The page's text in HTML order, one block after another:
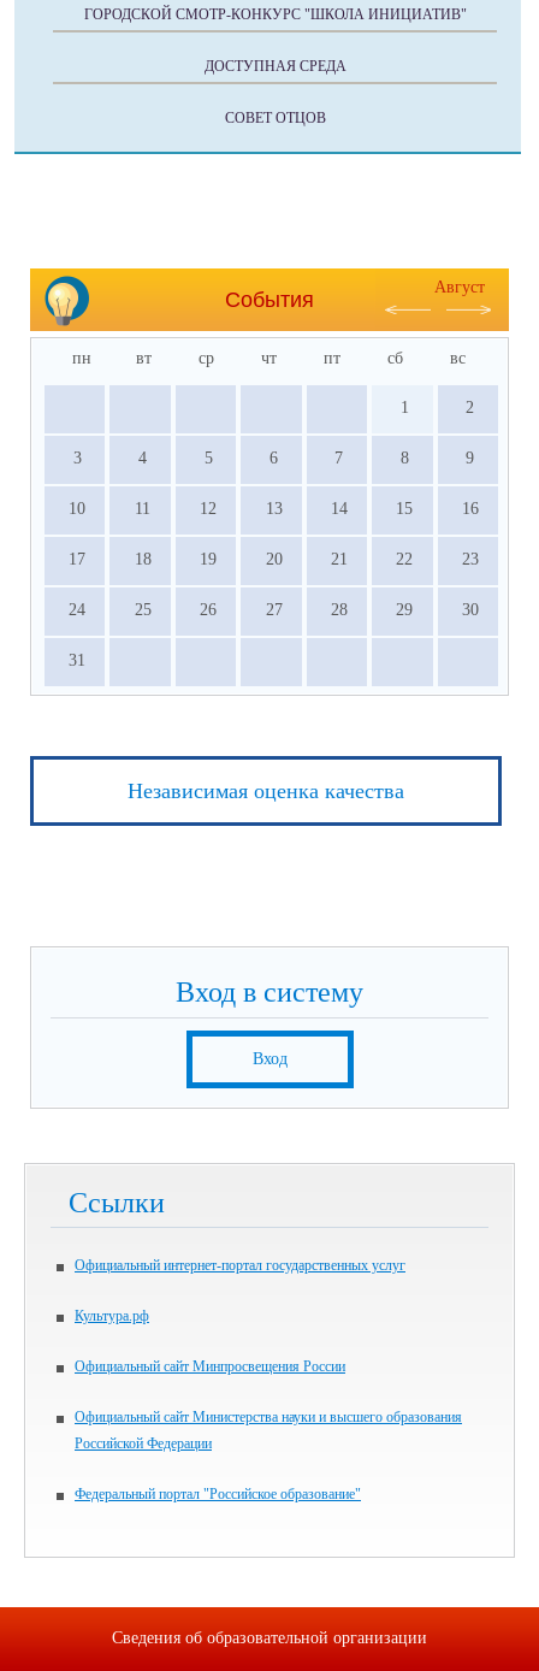
ГОРОДСКОЙ СМОТР-КОНКУРС "ШКОЛА ИНИЦИАТИВ"
ДОСТУПНАЯ СРЕДА
СОВЕТ ОТЦОВ
События
Август
пн вт ср чт пт сб вс
1 2
3 4 5 6 7 8 9
10 11 12 13 14 15 16
17 18 19 20 21 22 23
24 25 26 27 28 29 30
31
Независимая оценка качества
Вход в систему
Вход
Ссылки
Официальный интернет-портал государственных услуг
Культура.рф
Официальный сайт Минпросвещения России
Официальный сайт Министерства науки и высшего образования
Российской Федерации
Федеральный портал "Российское образование"
Сведения об образовательной организации